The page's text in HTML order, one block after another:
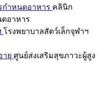
ำหนดอาหาร คลินิก
อาหาร
โรงพยาบาลสัตว์เล็กจุฬาฯ
ายุ ศูนย์ส่งเสริมสุขภาวะผู้สูง